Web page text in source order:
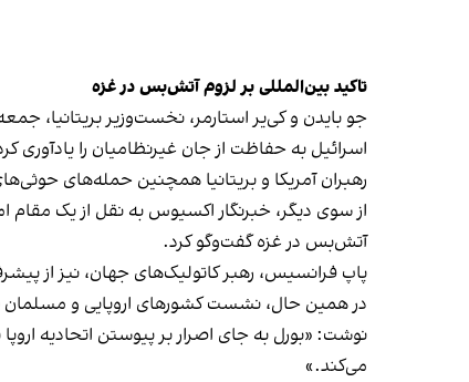
تاکید بین‌المللی بر لزوم آتش‌بس در غزه
جو بایدن و کی‌یر استارمر، نخست‌وزیر بریتانیا،
اسرائیل به حفاظت از جان غیرنظامیان را یادآوری
رهبران آمریکا و بریتانیا همچنین حمله‌های
از سوی دیگر، خبرنگار اکسیوس به نقل از یک مقام
آتش‌بس در غزه گفت‌وگو کرد.
پاپ فرانسیس، رهبر کاتولیک‌های جهان، نیز از
در همین حال، نشست کشورهای اروپایی و مسلمان
نوشت: «بورل به جای اصرار بر پیوستن اتحادیه
می‌کند.»